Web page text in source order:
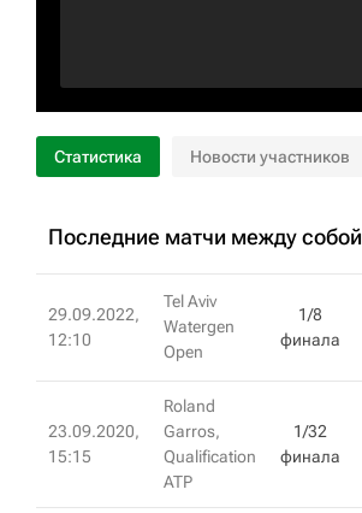
Статистика Новости участников
Последние матчи между собой
29.09.2022,
12:10
Tel Aviv
Watergen
Open
1/8
финала
23.09.2020,
15:15
Roland
Garros,
Qualification
ATP
1/32
финала